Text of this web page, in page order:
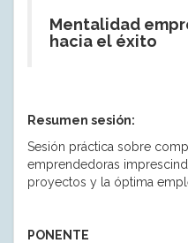
Mentalidad
hacia el éxito
Resumen sesión:
Sesión práctica sobre
emprendedoras
proyectos y la óptima
PONENTE